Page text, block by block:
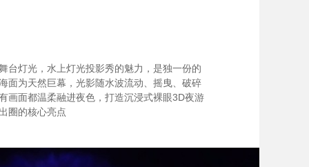
台灯光，水上灯光投影秀的魅力，是独一份的
面为天然巨幕，光影随水波流动、摇曳、破碎
画面都温柔融进夜色，打造沉浸式裸眼3D夜游
圈的核心亮点